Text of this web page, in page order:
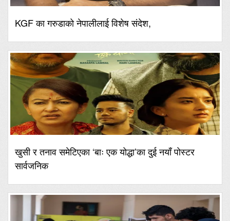
KGF का गरुडाको नेपालीलाई विशेष संदेश,
खुसी र तनाव समेटिएका ‘बाः एक योद्धा’का दुई नयाँ पोस्टर
सार्वजनिक